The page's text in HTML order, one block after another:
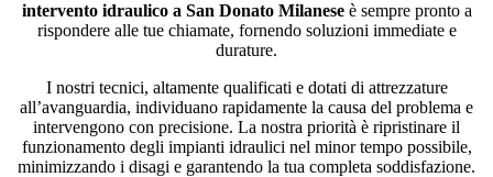
intervento idraulico a San Donato Milaneseè sempre pronto a
rispondere alle tue chiamate, fornendo soluzioni immediate e
durature.
I nostri tecnici, altamente qualificati e dotati di attrezzature
all’avanguardia, individuano rapidamente la causa del problema e
intervengono con precisione. La nostra priorità è ripristinare il
funzionamento degli impianti idraulici nel minor tempo possibile,
minimizzando i disagi e garantendo la tua completa soddisfazione.